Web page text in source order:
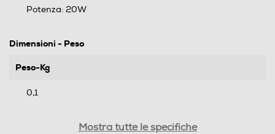
Potenza: 20W
Dimensioni - Peso
Peso-Kg
0,1
Informazioni sulla sicurezza del prodotto
Mostra tutte le specifiche